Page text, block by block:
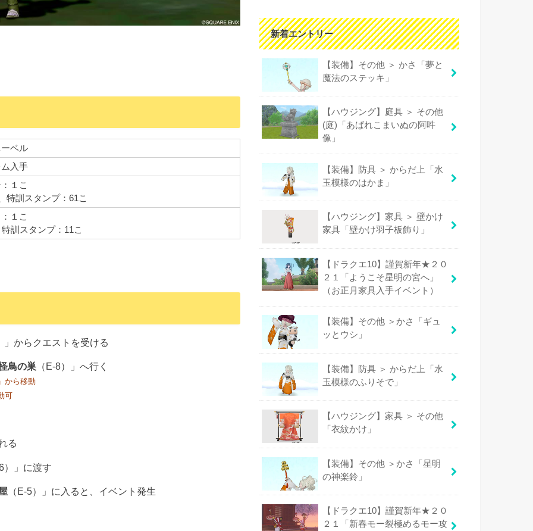
ベル
入手
１こ
特訓スタンプ：61こ
１こ
訓スタンプ：11こ
」からクエストを受ける
鳥の巣 （E-8）」へ行く
から移動
可
る
）」に渡す
（E-5）」に入ると、イベント発生
新着エントリー
【装備】その他 ＞ かさ「夢と
魔法のステッキ」
【ハウジング】庭具 ＞ その他
(庭)「あばれこまいぬの阿吽
像」
【装備】防具 ＞ からだ上「水
玉模様のはかま」
【ハウジング】家具 ＞ 壁かけ
家具「壁かけ羽子板飾り」
【ドラクエ10】謹賀新年★２０
２１「ようこそ星明の宮へ」
（お正月家具入手イベント）
【装備】その他 ＞かさ「ギュ
ッとウシ」
【装備】防具 ＞ からだ上「水
玉模様のふりそで」
【ハウジング】家具 ＞ その他
「衣紋かけ」
【装備】その他 ＞かさ「星明
の神楽鈴」
【ドラクエ10】謹賀新年★２０
２１「新春モー裂極めるモー攻